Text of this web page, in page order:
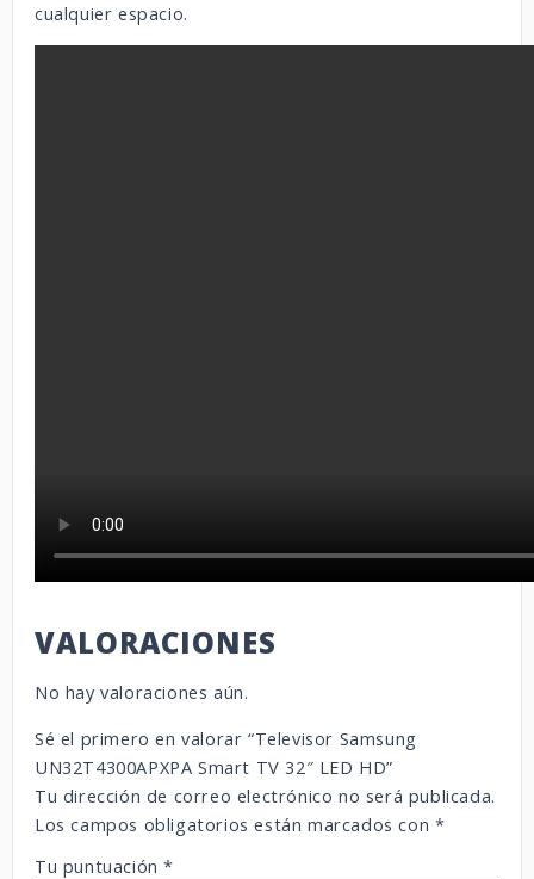
cualquier espacio.
VALORACIONES
No hay valoraciones aún.
Sé el primero en valorar “Televisor Samsung
UN32T4300APXPA Smart TV 32″ LED HD”
Tu dirección de correo electrónico no será publicada.
Los campos obligatorios están marcados con *
Tu puntuación*